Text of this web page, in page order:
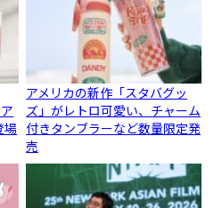
場
アメリカの新作「スタバグッ
ズ」がレトロ可愛い、チャーム
付きタンブラーなど数量限定発
売